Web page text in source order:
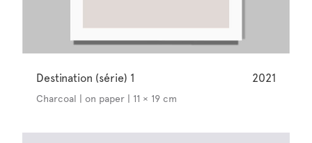
Destination (série) 1 2021
Charcoal | on paper | 11 × 19 cm